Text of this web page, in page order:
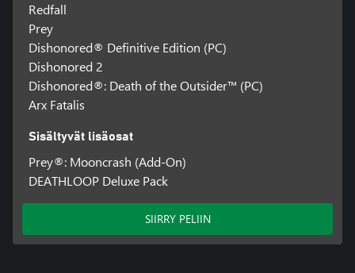
Redfall
Prey
Dishonored® Definitive Edition (PC)
Dishonored 2
Dishonored®: Death of the Outsider™ (PC)
Arx Fatalis
Sisältyvät lisäosat
Prey®: Mooncrash (Add-On)
DEATHLOOP Deluxe Pack
SIIRRY PELIIN